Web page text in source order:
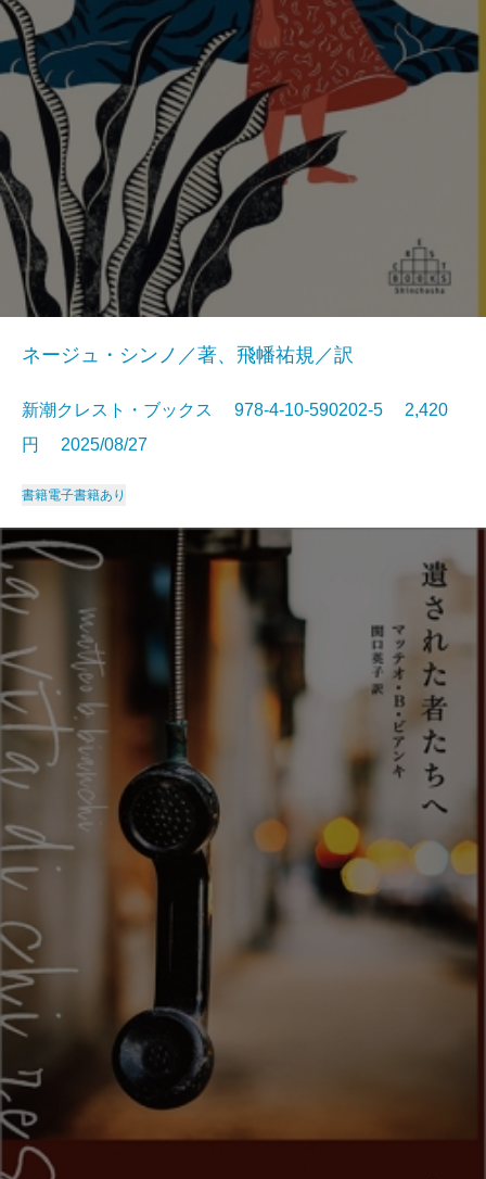
ネージュ・シンノ／著、飛幡祐規／訳
新潮クレスト・ブックス 978-4-10-590202-5 2,420
円 2025/08/27
書籍電子書籍あり